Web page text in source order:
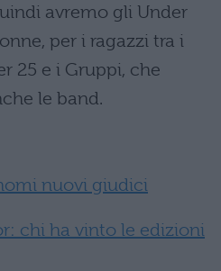
avremo gli Under
per i ragazzi tra i
25 e i Gruppi, che
le band.
nuovi giudici
chi ha vinto le edizioni